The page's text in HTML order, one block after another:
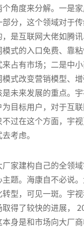
角度来分解。一是
分，这个领域对于
是互联网大佬如腾
式的入口免费、靠
占有市场；二是中
式改变营销模型、增
未来发展的重点。
目标用户，对于互
过在这个方面，宇
考虑。
家建构自己的全领
题。海康自不必说
型，可见一斑。宇
得了较快的进展，
身是和市场向大厂